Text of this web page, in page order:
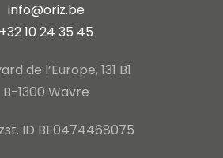
info@oriz.be
+32 10 24 35 45
de l’Europe, 131 B1
B-1300 Wavre
ID BE0474468075